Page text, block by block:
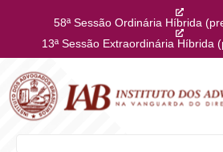
58ª Sessão Ordinária Híbrida
13ª Sessão Extraordinária Híbrida